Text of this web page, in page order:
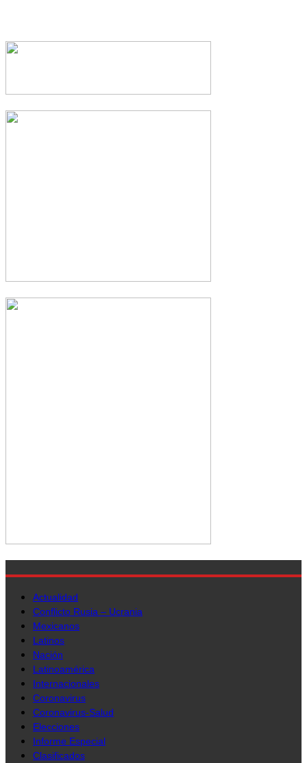
Actualidad
Conflicto Rusia – Ucrania
Mexicanos
Latinos
Nación
Latinoamérica
Internacionales
Coronavirus
Coronavirus-Salud
Elecciones
Informe Especial
Clasificados